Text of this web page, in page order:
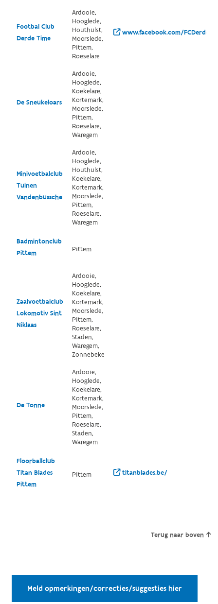
Footbal Club
Derde Time
Ardooie,
Hooglede,
Houthulst,
Moorslede,
Pittem,
Roeselare
www.facebook.com/
De Sneukeloars
Ardooie,
Hooglede,
Koekelare,
Kortemark,
Moorslede,
Pittem,
Roeselare,
Waregem
Minivoetbalclub
Tuinen
Vandenbussche
Ardooie,
Hooglede,
Houthulst,
Koekelare,
Kortemark,
Moorslede,
Pittem,
Roeselare,
Waregem
Badmintonclub
Pittem
Pittem
Zaalvoetbalclub
Lokomotiv Sint
Niklaas
Ardooie,
Hooglede,
Koekelare,
Kortemark,
Moorslede,
Pittem,
Roeselare,
Staden,
Waregem,
Zonnebeke
De Tonne
Ardooie,
Hooglede,
Koekelare,
Kortemark,
Moorslede,
Pittem,
Roeselare,
Staden,
Waregem
Floorballclub
Titan Blades
Pittem
Pittem titanblades.be/
Terug naar boven
Meld opmerkingen/correcties/suggesties hier